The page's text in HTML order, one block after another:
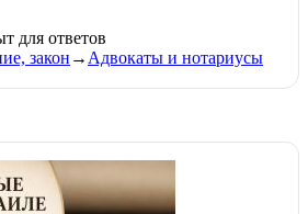
для ответов
закон → Адвокаты и нoтариусы